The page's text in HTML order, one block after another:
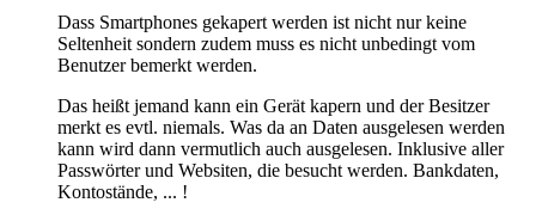
Dass Smartphones gekapert werden ist nicht nur keine
Seltenheit sondern zudem muss es nicht unbedingt vom
Benutzer bemerkt werden.
Das heißt jemand kann ein Gerät kapern und der Besitzer
merkt es evtl. niemals. Was da an Daten ausgelesen werden
kann wird dann vermutlich auch ausgelesen. Inklusive aller
Passwörter und Websiten, die besucht werden. Bankdaten,
Kontostände, ... !